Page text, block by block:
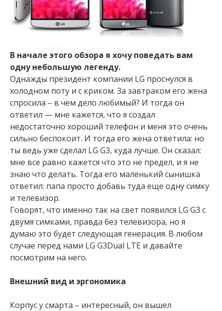
В начале этого обзора я хочу поведать вам
одну небольшую легенду.
Однажды президент компании LG проснулся в
холодном поту и с криком. За завтраком его жена
спросила – в чем дело любимый? И тогда он
ответил — мне кажется, что я создал
недостаточно хороший телефон и меня это очень
сильно беспокоит. И тогда его жена ответила: но
ты ведь уже сделал LG G3, куда лучше. Он сказал:
мне все равно кажется что это не предел, и я не
знаю что делать. Тогда его маленький сынишка
ответил: папа просто добавь туда еще одну симку
и телевизор.
Говорят, что именно так на свет появился LG G3 с
двумя симками, правда без телевизора, но я
думаю это будет следующая генерация. В любом
случае перед нами LG G3Dual LTE и давайте
посмотрим на него.
Внешний вид и эргономика
Корпус у смарта – интересный, он вышел